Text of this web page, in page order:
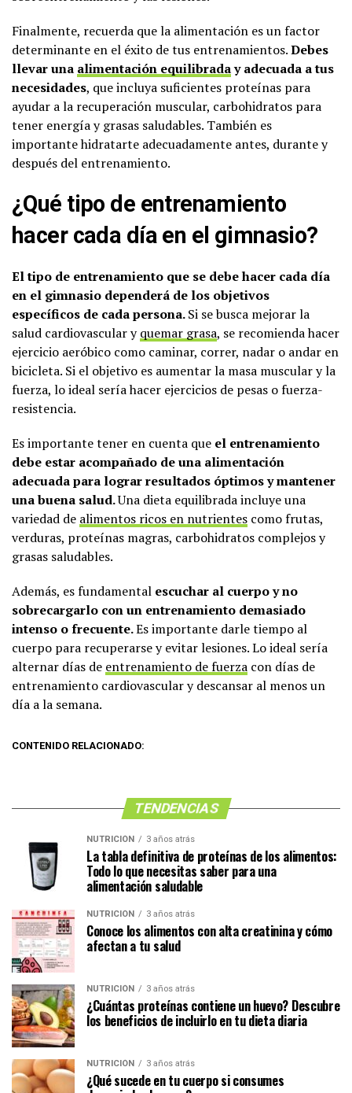
Finalmente, recuerda que la alimentación es un factor
determinante en el éxito de tus entrenamientos.Debes
llevar una alimentación equilibraday adecuada a tus
necesidades, que incluya suficientes proteínas para
ayudar a la recuperación muscular, carbohidratos para
tener energía y grasas saludables. También es
importante hidratarte adecuadamente antes, durante y
después del entrenamiento.
¿Qué tipo de entrenamiento
hacer cada día en el gimnasio?
El tipo de entrenamiento que se debe hacer cada día
en el gimnasio dependerá de los objetivos
específicos de cada persona.Si se busca mejorar la
salud cardiovascular yquemar grasa, se recomienda hacer
ejercicio aeróbico como caminar, correr, nadar o andar en
bicicleta. Si el objetivo es aumentar la masa muscular y la
fuerza, lo ideal sería hacer ejercicios de pesas o fuerza-
resistencia.
Es importante tener en cuenta que el entrenamiento
debe estar acompañado de una alimentación
adecuada para lograr resultados óptimos y mantener
una buena salud.Una dieta equilibrada incluye una
variedad de alimentos ricos en nutrientes como frutas,
verduras, proteínas magras, carbohidratos complejos y
grasas saludables.
Además, es fundamental escuchar al cuerpo y no
sobrecargarlo con un entrenamiento demasiado
intenso o frecuente.Es importante darle tiempo al
cuerpo para recuperarse y evitar lesiones. Lo ideal sería
alternar días de entrenamiento de fuerza con días de
entrenamiento cardiovascular y descansar al menos un
día a la semana.
CONTENIDO RELACIONADO:
TENDENCIAS
NUTRICIÓN 3 años atrás
La tabla definitiva de proteínas de los alimentos:
Todo lo que necesitas saber para una
alimentación saludable
NUTRICIÓN 3 años atrás
Conoce los alimentos con alta creatinina y cómo
afectan a tu salud
NUTRICIÓN 3 años atrás
¿Cuántas proteínas contiene un huevo? Descubre
los beneficios de incluirlo en tu dieta diaria
NUTRICIÓN 3 años atrás
¿Qué sucede en tu cuerpo si consumes